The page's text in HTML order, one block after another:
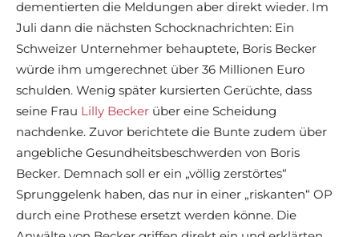
dementierten die Meldungen aber direkt wieder. Im
Juli dann die nächsten Schocknachrichten: Ein
Schweizer Unternehmer behauptete, Boris Becker
würde ihm umgerechnet über 36 Millionen Euro
schulden. Wenig später kursierten Gerüchte, dass
seine Frau Lilly Becker über eine Scheidung
nachdenke. Zuvor berichtete die Bunte zudem über
angebliche Gesundheitsbeschwerden von Boris
Becker. Demnach soll er ein „völlig zerstörtes“
Sprunggelenk haben, das nur in einer „riskanten“ OP
durch eine Prothese ersetzt werden könne. Die